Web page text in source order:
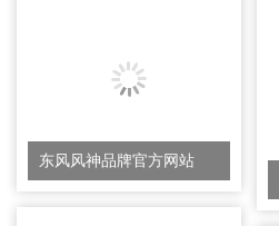
东风风神品牌官方网站